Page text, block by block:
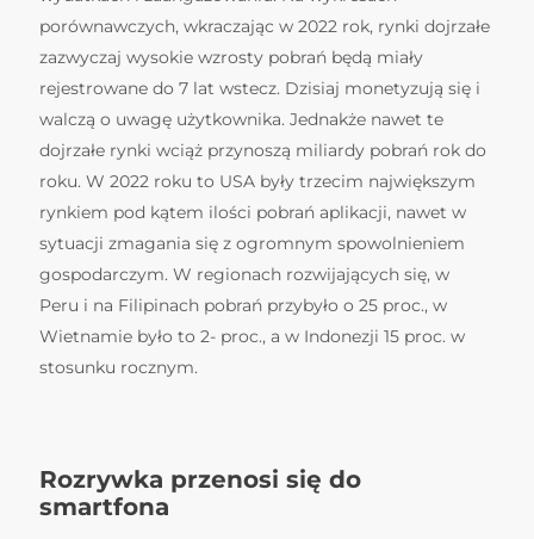
porównawczych, wkraczając w 2022 rok, rynki dojrzałe
zazwyczaj wysokie wzrosty pobrań będą miały
rejestrowane do 7 lat wstecz. Dzisiaj monetyzują się i
walczą o uwagę użytkownika. Jednakże nawet te
dojrzałe rynki wciąż przynoszą miliardy pobrań rok do
roku. W 2022 roku to USA były trzecim największym
rynkiem pod kątem ilości pobrań aplikacji, nawet w
sytuacji zmagania się z ogromnym spowolnieniem
gospodarczym. W regionach rozwijających się, w
Peru i na Filipinach pobrań przybyło o 25 proc., w
Wietnamie było to 2- proc., a w Indonezji 15 proc. w
stosunku rocznym.
Rozrywka przenosi się do
smartfona